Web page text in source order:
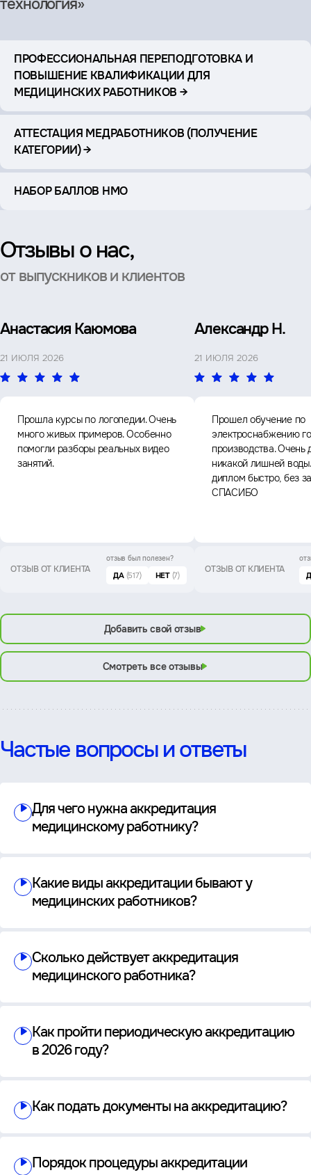
ПРОФЕССИОНАЛЬНАЯ ПЕРЕПОДГОТОВКА И
ПОВЫШЕНИЕ КВАЛИФИКАЦИИ ДЛЯ
МЕДИЦИНСКИХ РАБОТНИКОВ →
АТТЕСТАЦИЯ МЕДРАБОТНИКОВ (ПОЛУЧЕНИЕ
КАТЕГОРИИ) →
НАБОР БАЛЛОВ НМО
Отзывы о нас,
от выпускников и клиентов
Анастасия Каюмова
21 ИЮЛЯ 2026
Прошла курсы по логопедии. Очень
много живых примеров. Особенно
помогли разборы реальных видео
занятий.
ОТЗЫВ ОТ КЛИЕНТА
отзыв был полезен?
ДА (517) НЕТ (7)
Александр Н.
21 ИЮЛЯ 2026
Прошел обучение по
электроснабжению
производства. Очень
никакой лишней
диплом быстро, без
СПАСИБО
ОТЗЫВ ОТ КЛИЕНТА
Добавить свой отзыв
Смотреть все отзывы
Частые вопросы и ответы
Для чего нужна аккредитация
медицинскому работнику?
Какие виды аккредитации бывают у
медицинских работников?
Сколько действует аккредитация
медицинского работника?
Как пройти периодическую аккредитацию
в 2026 году?
Как подать документы на аккредитацию?
Порядок процедуры аккредитации